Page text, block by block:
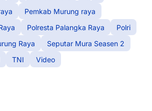
Pemkab Murung raya
Polresta Palangka Raya
Polri
Raya
Seputar Mura Seasen 2
TNI Video